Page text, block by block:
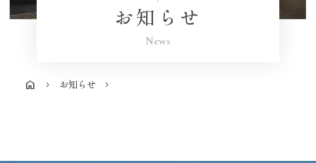
お知らせ
News
お知らせ